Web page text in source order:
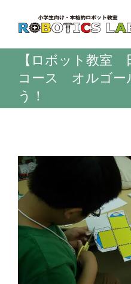
content
【ロボット教室
コース オルゴー
う！
View
Larger
Image